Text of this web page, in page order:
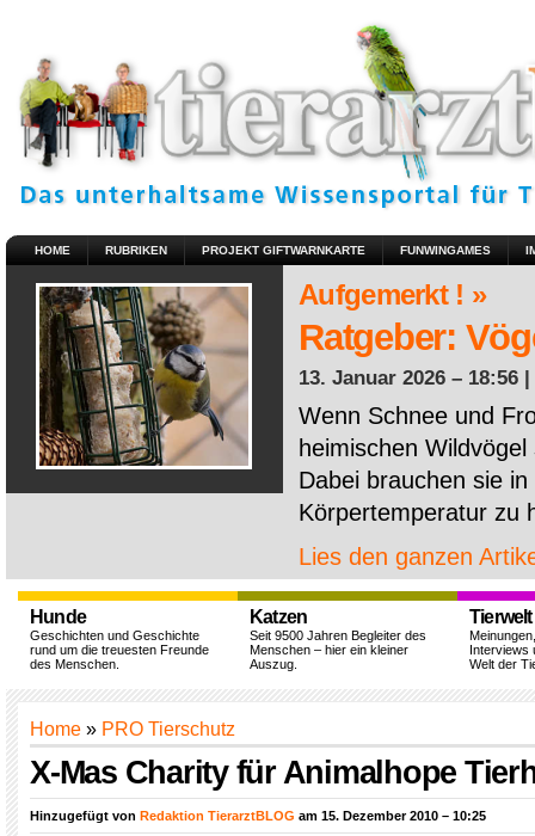
HOME RUBRIKEN PROJEKT GIFTWARNKARTE FUNWINGAMES
Aufgemerkt ! »
Ratgeber:
13. Januar 2026 – 18:56 |
Wenn Schnee und
heimischen
Dabei brauchen sie
Körpertemperatur zu
Lies den ganzen
Hunde
Geschichten und Geschichte
rund um die treuesten Freunde
des Menschen.
Katzen
Seit 9500 Jahren Begleiter des
Menschen – hier ein kleiner
Auszug.
Tierwelt
Interviews
Welt der
Home » PRO Tierschutz
X-Mas Charity für Animalhope
Hinzugefügt von Redaktion TierarztBLOG am 15. Dezember 2010 – 10:25